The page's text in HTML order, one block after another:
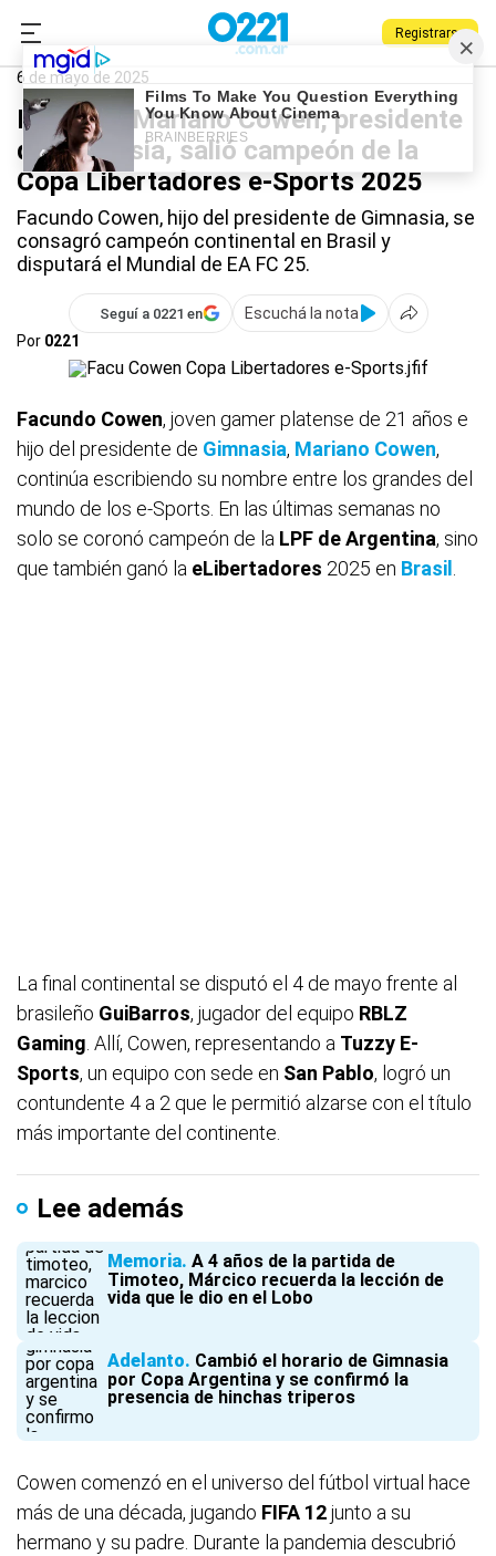
Registrarse
0221.com.ar Deportes
6 de mayo de 2025
El hijo de Mariano Cowen, presidente
de Gimnasia, salió campeón de la
Copa Libertadores e-Sports 2025
Facundo Cowen, hijo del presidente de Gimnasia, se
consagró campeón continental en Brasil y
disputará el Mundial de EA FC 25.
Seguí a 0221 en
Escuchá la nota
Por 0221
Facundo Cowen, joven gamer platense de 21 años e
hijo del presidente de Gimnasia, Mariano Cowen,
continúa escribiendo su nombre entre los grandes del
mundo de los e-Sports. En las últimas semanas no
solo se coronó campeón de la LPF de Argentina, sino
que también ganó la eLibertadores 2025 en Brasil
La final continental se disputó el 4 de mayo frente al
brasileño GuiBarros, jugador del equipo RBLZ
Gaming . Allí, Cowen, representando a Tuzzy E-
Sports, un equipo con sede en San Pablo, logró un
contundente 4 a 2 que le permitió alzarse con el título
más importante del continente.
Lee además
Memoria A 4 años de la partida de
Timoteo, Márcico recuerda la lección de
vida que le dio en el Lobo
Adelanto Cambió el horario de Gimnasia
por Copa Argentina y se confirmó la
presencia de hinchas triperos
Cowen comenzó en el universo del fútbol virtual hace
más de una década, jugando FIFA 12junto a su
hermano y su padre. Durante la pandemia descubrió